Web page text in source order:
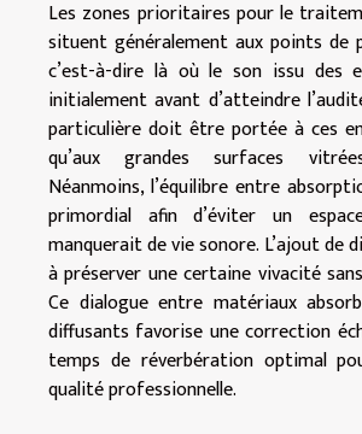
Les zones prioritaires pour le
situent généralement aux points de
c’est-à-dire là où le son issu des
initialement avant d’atteindre
particulière doit être portée à ces
qu’aux grandes surfaces
Néanmoins, l’équilibre entre
primordial afin d’éviter un
manquerait de vie sonore. L’ajout de
à préserver une certaine vivacité
Ce dialogue entre matériaux
diffusants favorise une correction
temps de réverbération optimal
qualité professionnelle.